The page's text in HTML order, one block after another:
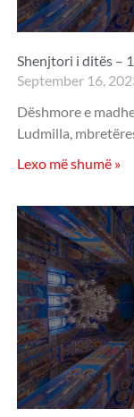
Shenjtori i ditës –
September 16,
Dëshmore e
Ludmilla,
Lexo më shumë »